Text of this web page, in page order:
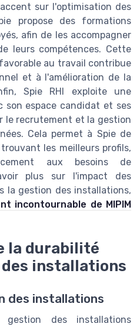
sur l'optimisation des
propose des formations
afin de les accompagner
leurs compétences. Cette
au travail contribue
et à l'amélioration de la
Spie RHI exploite une
son espace candidat et ses
le recrutement et la gestion
Cela permet à Spie de
les meilleurs profils,
aux besoins de
plus sur l'impact des
la gestion des installations,
incontournable de MIPIM
la durabilité
installations
des installations
des installations